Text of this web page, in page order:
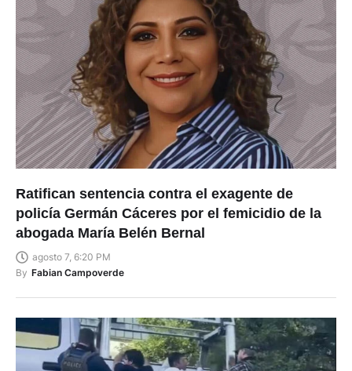
Ratifican sentencia contra el exagente de
policía Germán Cáceres por el femicidio de la
abogada María Belén Bernal
agosto 7, 6:20 PM